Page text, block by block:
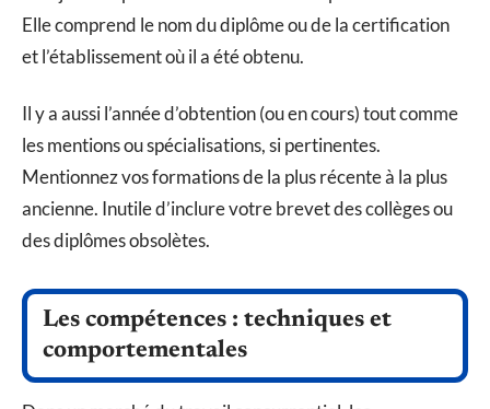
Elle comprend le nom du diplôme ou de la certification
et l’établissement où il a été obtenu.
Il y a aussi l’année d’obtention (ou en cours) tout comme
les mentions ou spécialisations, si pertinentes.
Mentionnez vos formations de la plus récente à la plus
ancienne. Inutile d’inclure votre brevet des collèges ou
des diplômes obsolètes.
Les compétences : techniques et
comportementales